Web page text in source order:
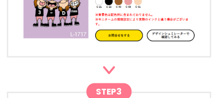
STEP3